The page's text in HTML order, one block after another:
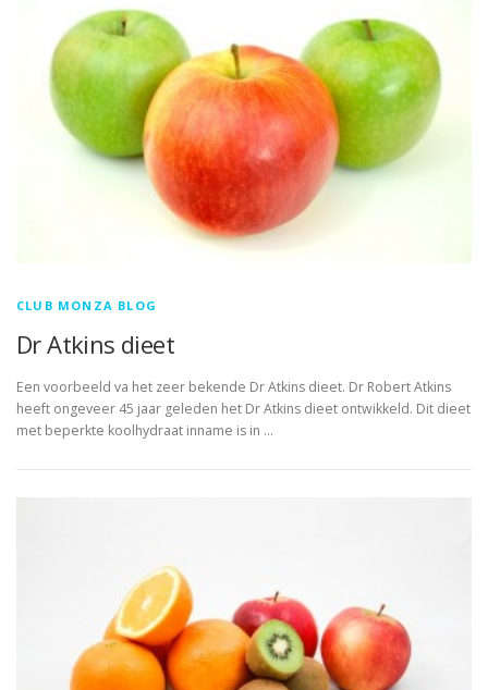
CLUB MONZA BLOG
Dr Atkins dieet
Een voorbeeld va het zeer bekende Dr Atkins dieet. Dr Robert Atkins
heeft ongeveer 45 jaar geleden het Dr Atkins dieet ontwikkeld. Dit dieet
met beperkte koolhydraat inname is in …